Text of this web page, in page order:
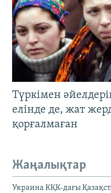
Түркімен
елінде де, жат
қорғалмаған
Жаңалықтар
Украина КҚК-дағы